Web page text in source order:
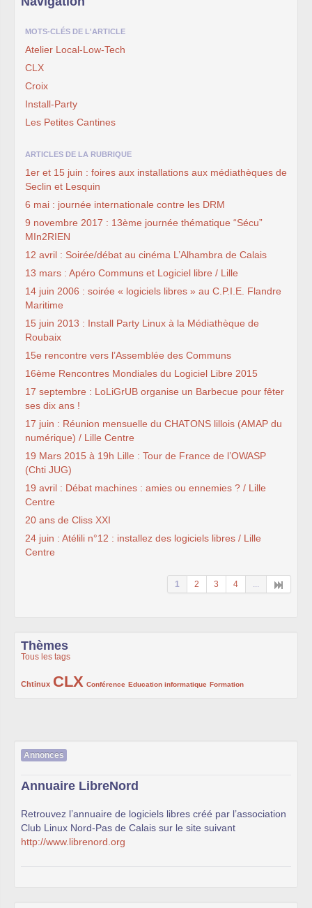
MOTS-CLÉS DE L'ARTICLE
Atelier Local-Low-Tech
CLX
Croix
Install-Party
Les Petites Cantines
ARTICLES DE LA RUBRIQUE
1er et 15 juin : foires aux installations aux médiathèques de
Seclin et Lesquin
6 mai : journée internationale contre les DRM
9 novembre 2017 : 13ème journée thématique “Sécu”
MIn2RIEN
12 avril : Soirée/débat au cinéma L’Alhambra de Calais
13 mars : Apéro Communs et Logiciel libre / Lille
14 juin 2006 : soirée « logiciels libres » au C.P.I.E. Flandre
Maritime
15 juin 2013 : Install Party Linux à la Médiathèque de
Roubaix
15e rencontre vers l’Assemblée des Communs
16ème Rencontres Mondiales du Logiciel Libre 2015
17 septembre : LoLiGrUB organise un Barbecue pour fêter
ses dix ans !
17 juin : Réunion mensuelle du CHATONS lillois (AMAP du
numérique) / Lille Centre
19 Mars 2015 à 19h Lille : Tour de France de l’OWASP
(Chti JUG)
19 avril : Débat machines : amies ou ennemies ? / Lille
Centre
20 ans de Cliss XXI
24 juin : Atélili n°12 : installez des logiciels libres / Lille
Centre
1 2 3 4 ...
Thèmes
Tous les tags
Chtinux
222/1002CLX
1002/1002 Conférence
132/1002 Education informatique
119/1002 Formation
168/1002
Annonces
Annuaire LibreNord
Retrouvez l’annuaire de logiciels libres créé par l’association
Club Linux Nord-Pas de Calais sur le site suivant
http://www.librenord.org